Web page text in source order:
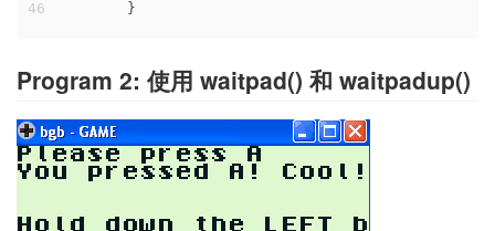
46
	}
Program 2: 使用 waitpad() 和 waitpadup()